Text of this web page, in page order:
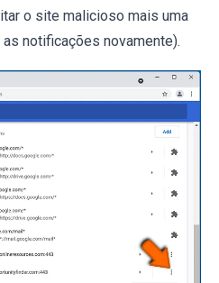
o site malicioso mais uma
notificações novamente).